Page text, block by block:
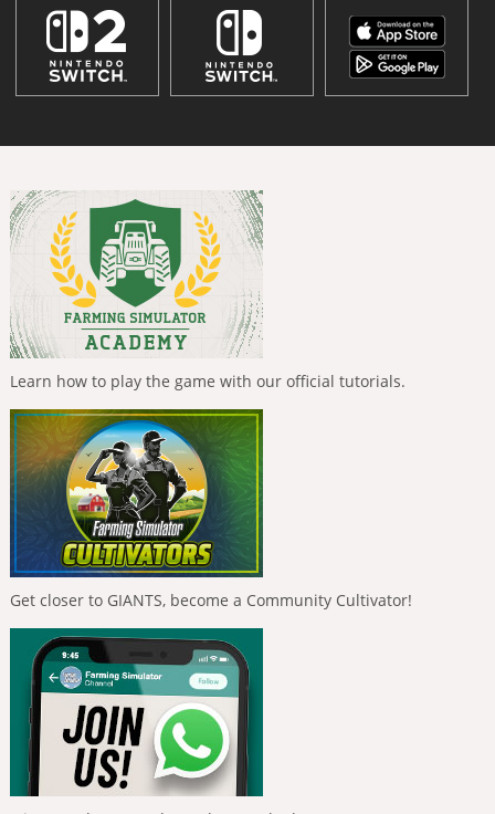
Learn how to play the game with our official tutorials.
Get closer to GIANTS, become a Community Cultivator!